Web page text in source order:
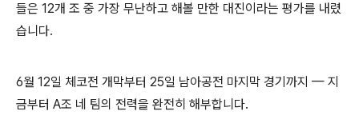
들은 12개 조 중 가장 무난하고 해볼 만한 대진이라는 평가를 내렸
습니다.
6월 12일 체코전 개막부터 25일 남아공전 마지막 경기까지 — 지
금부터 A조 네 팀의 전력을 완전히 해부합니다.